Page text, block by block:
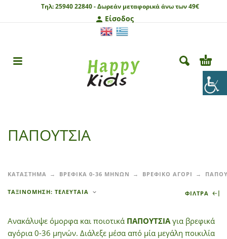
Τηλ:25940 22840 -Δωρεάν μεταφορικά άνω των 49€
Είσοδος
ΠΑΠΟΥΤΣΙΑ
ΚΑΤΑΣΤΗΜΑ ΒΡΕΦΙΚΑ 0-36 ΜΗΝΩΝ ΒΡΕΦΙΚΟ ΑΓΟΡΙ
ΤΑΞΙΝΌΜΗΣΗ: ΤΕΛΕΥΤΑΊΑ ΦΙΛΤΡΑ
Ανακάλυψε όμορφα και ποιοτικά ΠΑΠΟΥΤΣΙΑγια βρεφικά
αγόρια 0-36 μηνών. Διάλεξε μέσα από μία μεγάλη ποικιλία